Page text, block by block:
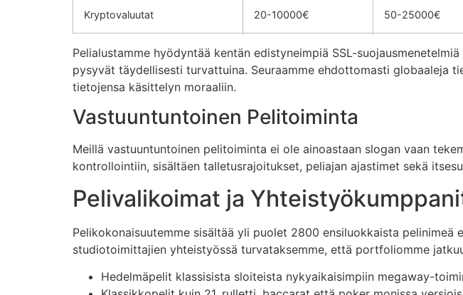
Kryptovaluutat 20-10000€ 50-25000€
Pelialustamme hyödyntää kentän edistyneimpiä SSL-
pysyvät täydellisesti turvattuina. Seuraamme ehdottomasti globaaleja
tietojensa käsittelyn moraaliin.
Vastuuntuntoinen Pelitoiminta
Meillä vastuuntuntoinen pelitoiminta ei ole ainoastaan slogan vaan
kontrollointiin, sisältäen talletusrajoitukset, peliajan ajastimet sekä
Pelivalikoimat ja
Pelikokonaisuutemme sisältää yli puolet 2800 ensiluokkaista
studiotoimittajien yhteistyössä turvataksemme, että portfoliomme
Hedelmäpelit klassisista sloiteista nykyaikaisimpiin megaway-